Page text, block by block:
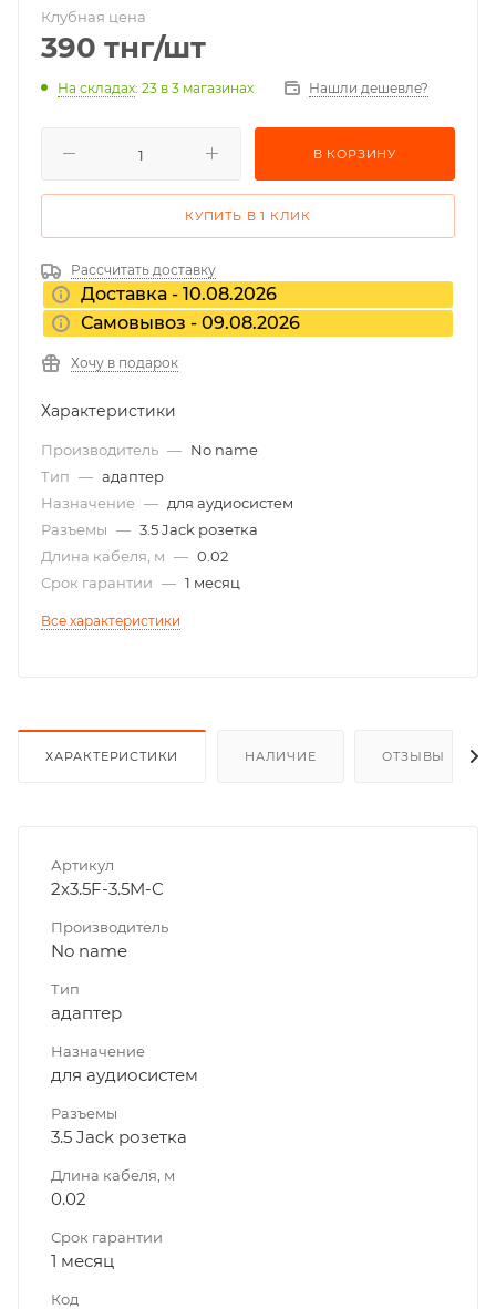
Клубная цена
390 тнг/шт
На складах: 23 в 3 магазинах Нашли дешевле?
В КОРЗИНУ
КУПИТЬ В 1 КЛИК
Рассчитать доставку
Доставка - 10.08.2026
Самовывоз - 09.08.2026
Хочу в подарок
Характеристики
Производитель — No name
Тип — адаптер
Назначение — для аудиосистем
Разъемы — 3.5 Jack розетка
Длина кабеля, м — 0.02
Срок гарантии — 1 месяц
Все характеристики
ХАРАКТЕРИСТИКИ НАЛИЧИЕ ОТЗЫВЫ
Артикул
2x3.5F-3.5M-C
Производитель
No name
Тип
адаптер
Назначение
для аудиосистем
Разъемы
3.5 Jack розетка
Длина кабеля, м
0.02
Срок гарантии
1 месяц
Код